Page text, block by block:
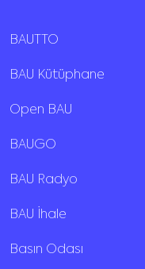
BAUTTO
BAU Kütüphane
Open BAU
BAUGO
BAU Radyo
BAU İhale
Basın Odası